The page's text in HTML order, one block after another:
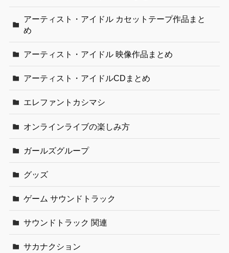
アーティスト・アイドル カセットテープ作品まと
め
アーティスト・アイドル 映像作品まとめ
アーティスト・アイドルCDまとめ
エレファントカシマシ
オンラインライブの楽しみ方
ガールズグループ
グッズ
ゲーム サウンドトラック
サウンドトラック 関連
サカナクション